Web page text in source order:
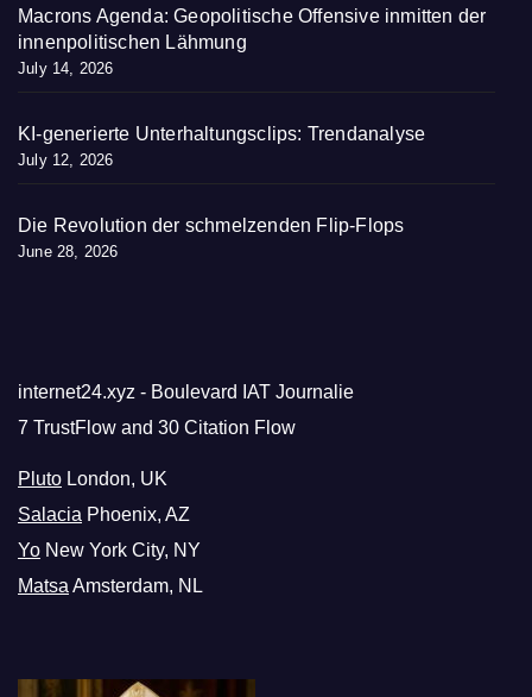
Macrons Agenda: Geopolitische Offensive inmitten der
innenpolitischen Lähmung
July 14, 2026
KI-generierte Unterhaltungsclips: Trendanalyse
July 12, 2026
Die Revolution der schmelzenden Flip-Flops
June 28, 2026
internet24.xyz - Boulevard IAT Journalie
7 TrustFlow and 30 Citation Flow
Pluto London, UK
Salacia Phoenix, AZ
Yo New York City, NY
Matsa Amsterdam, NL